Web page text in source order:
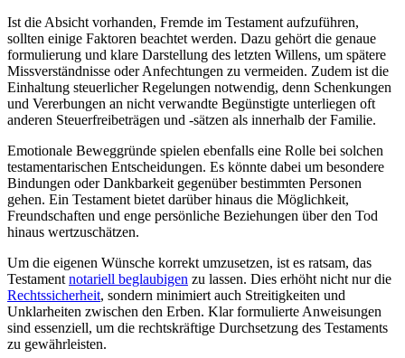
Ist die Absicht vorhanden, Fremde im Testament aufzuführen,
sollten einige Faktoren beachtet werden. Dazu gehört die genaue
formulierung und klare Darstellung des letzten Willens, um spätere
Missverständnisse oder Anfechtungen zu vermeiden. Zudem ist die
Einhaltung steuerlicher Regelungen notwendig, denn Schenkungen
und Vererbungen an nicht verwandte Begünstigte unterliegen oft
anderen Steuerfreibeträgen und -sätzen als innerhalb der Familie.
Emotionale Beweggründe spielen ebenfalls eine Rolle bei solchen
testamentarischen Entscheidungen. Es könnte dabei um besondere
Bindungen oder Dankbarkeit gegenüber bestimmten Personen
gehen. Ein Testament bietet darüber hinaus die Möglichkeit,
Freundschaften und enge persönliche Beziehungen über den Tod
hinaus wertzuschätzen.
Um die eigenen Wünsche korrekt umzusetzen, ist es ratsam, das
Testament notariell beglaubigen zu lassen. Dies erhöht nicht nur die
Rechtssicherheit, sondern minimiert auch Streitigkeiten und
Unklarheiten zwischen den Erben. Klar formulierte Anweisungen
sind essenziell, um die rechtskräftige Durchsetzung des Testaments
zu gewährleisten.